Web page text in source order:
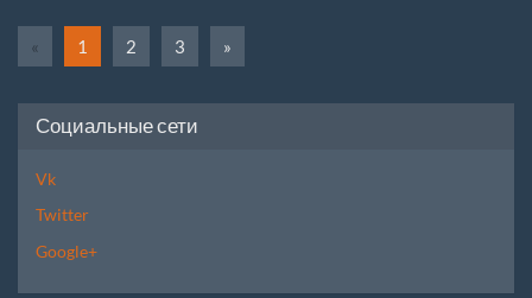
« 1 2 3 »
Социальные сети
Vk
Twitter
Google+